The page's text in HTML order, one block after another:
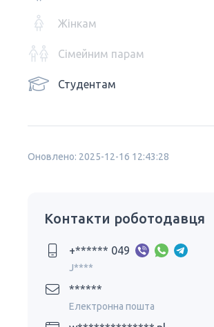
Жінкам
Сімейним парам
Студентам
Оновлено: 2025-12-16 12:43:28
Контакти роботодавця
+****** 049
J****
******
Електронна пошта